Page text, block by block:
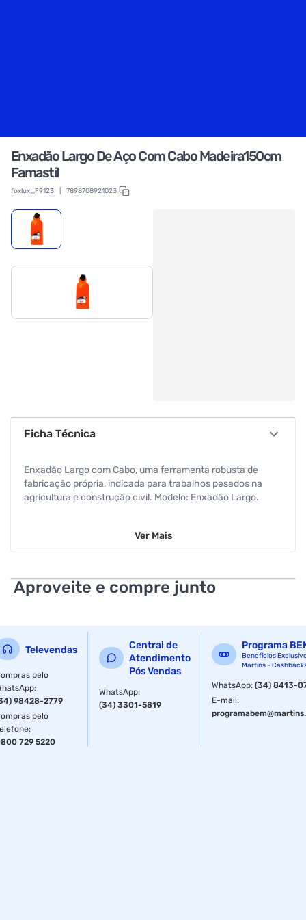
Enxadão Largo De Aço Com Cabo Madeira150cm
Famastil
foxlux_F9123 7898708921023
Ficha Técnica
Enxadão Largo com Cabo, uma ferramenta robusta de
fabricação própria, indicada para trabalhos pesados na
agricultura e construção civil. Modelo: Enxadão Largo.
conectado à enxada e pronto para o uso.
prima nobre). Cabo em madeira de remanejo florestal,
lixado e encerado. Possui bucha plástica para fixação.
Ver Mais
Aproveite e compre junto
Televendas
pelo
:
98428-2779
pelo
:
729 5220
Central de
Atendimento
Pós Vendas
WhatsApp:
(34) 3301-5819
Programa
Benefícios
Martins -
WhatsApp:(34) 8413-
E-mail: